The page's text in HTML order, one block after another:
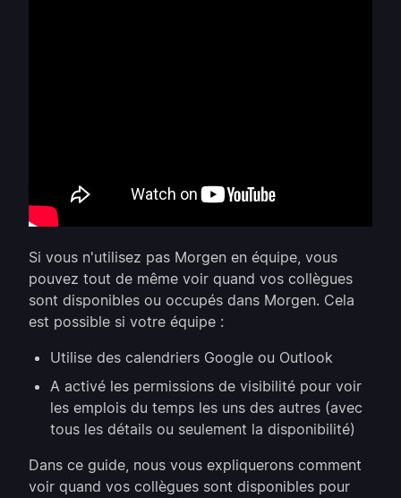
Si vous n'utilisez pas Morgen en équipe, vous
pouvez tout de même voir quand vos collègues
sont disponibles ou occupés dans Morgen. Cela
est possible si votre équipe :
Utilise des calendriers Google ou Outlook
A activé les permissions de visibilité pour voir
les emplois du temps les uns des autres (avec
tous les détails ou seulement la disponibilité)
Dans ce guide, nous vous expliquerons comment
voir quand vos collègues sont disponibles pour